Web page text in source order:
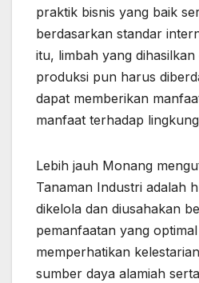
praktik bisnis yang baik
berdasarkan standar
itu, limbah yang
produksi pun harus
dapat memberikan
manfaat terhadap
Lebih jauh Monang
Tanaman Industri adalah
dikelola dan diusahakan
pemanfaatan yang
memperhatikan
sumber daya alamiah